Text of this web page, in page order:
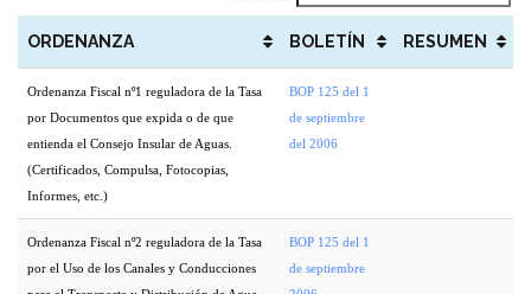
ORDENANZA BOLETÍN RESUMEN
Ordenanza Fiscal nº1 reguladora de la Tasa
por Documentos que expida o de que
entienda el Consejo Insular de Aguas.
(Certificados, Compulsa, Fotocopias,
Informes, etc.)
BOP 125 del 1
de septiembre
del 2006
Ordenanza Fiscal nº2 reguladora de la Tasa
por el Uso de los Canales y Conducciones
BOP 125 del 1
de septiembre